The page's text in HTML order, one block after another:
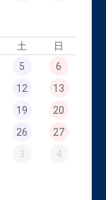
土
日
5
6
12
13
19
20
26
27
3 4